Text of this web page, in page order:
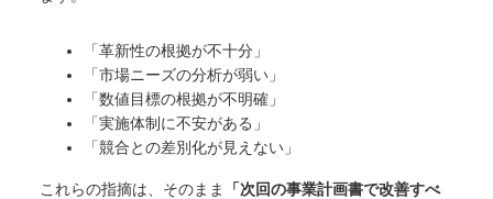
「革新性の根拠が不十分」
「市場ニーズの分析が弱い」
「数値目標の根拠が不明確」
「実施体制に不安がある」
「競合との差別化が見えない」
これらの指摘は、そのまま
「次回の事業計画書で改善すべ